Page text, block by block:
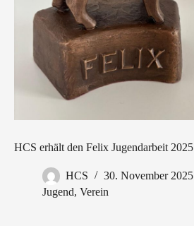
HCS erhält den Felix Jugendarbeit 2025
HCS
30. November 2025
Jugend, Verein